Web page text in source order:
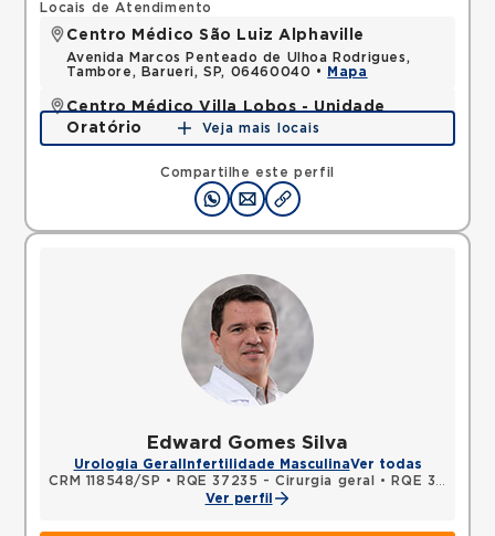
Compartilhe este perfil
Locais de Atendimento
Centro Médico São Luiz Alphaville
Avenida Marcos Penteado de Ulhoa Rodrigues,
Tambore, Barueri, SP, 06460040 •
Mapa
Centro Médico Villa Lobos - Unidade
Oratório
Rua do Oratorio, Mooca, Sao Paulo, SP, 03117000 •
Veja mais locais
Edward Gomes Silva
Urologia Geral Infertilidade MasculinaVer todas
CRM 118548/SP • RQE 37235 - Cirurgia geral •
RQE 37236 - Urologia
Ver perfil